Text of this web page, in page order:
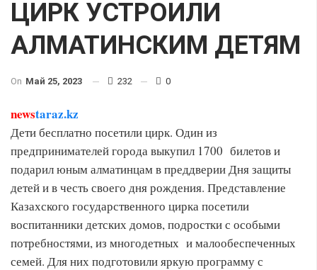
ЦИРК УСТРОИЛИ
АЛМАТИНСКИМ ДЕТЯМ
On Май 25, 2023 232 0
newstaraz.kz
Дети бесплатно посетили цирк. Один из
предпринимателей города выкупил 1700 билетов и
подарил юным алматинцам в преддверии Дня защиты
детей и в честь своего дня рождения. Представление
Казахского государственного цирка посетили
воспитанники детских домов, подростки с особыми
потребностями, из многодетных и малообеспеченных
семей. Для них подготовили яркую программу с